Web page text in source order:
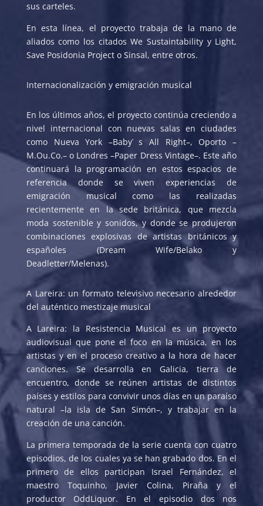
sus carteles.
En esta línea, el proyecto trabaja de la mano de
aliados como los citados We Sustaintability y Light,
Save Posidonia Project o Sinsal, entre otros.
Internacionalización y emigración musical
En los últimos años, el proyecto continúa creciendo a
nivel internacional con nuevas salas en ciudades
como Nueva York –Baby ́s All Right–, Oporto –
M.Ou.Co.– o Londres –Paper Dress Vintage–. Este año
continuará la programación en estos espacios de
referencia donde se viven experiencias de
emigración musical como las realizadas
recientemente en la sede británica, que mezcla
moda sostenible y sonidos, y donde se produjeron
combinaciones explosivas de artistas británicos y
españoles (Dream Wife/Belako y
Deadletter/Melenas).
A Lareira: un formato televisivo necesario alrededor
del auténtico mestizaje musical
A Lareira: la Resistencia Musical es un proyecto
audiovisual que pone el foco en la música, en los
artistas y en el proceso creativo a la hora de hacer
canciones. Se desarrolla en Galicia, tierra de
encuentro, donde se reúnen artistas de distintos
países y estilos para convivir unos días en un paraíso
natural –la isla de San Simón–, y trabajar en la
creación de una canción.
La primera temporada de la serie cuenta con cuatro
episodios, de los cuales ya se han grabado dos. En el
primero de ellos participan Israel Fernández, el
maestro Toquinho, Javier Colina, Piraña y el
productor OddLiquor. En el episodio dos nos